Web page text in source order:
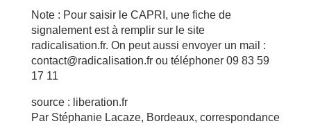
Note : Pour saisir le CAPRI, une fiche de
signalement est à remplir sur le site
radicalisation.fr. On peut aussi envoyer un mail :
contact@radicalisation.fr ou téléphoner 09 83 59
17 11
source : liberation.fr
Par Stéphanie Lacaze, Bordeaux, correspondance